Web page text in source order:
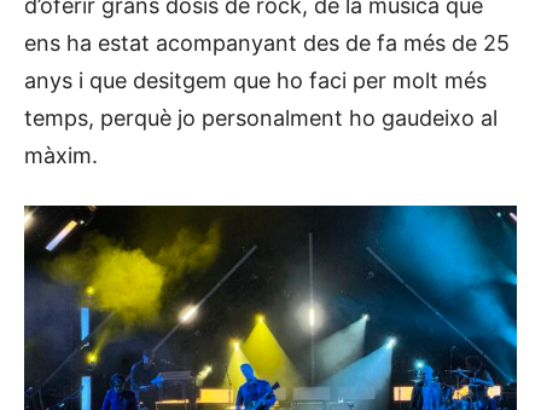
d’oferir grans dosis de rock, de la música que
ens ha estat acompanyant des de fa més de 25
anys i que desitgem que ho faci per molt més
temps, perquè jo personalment ho gaudeixo al
màxim.